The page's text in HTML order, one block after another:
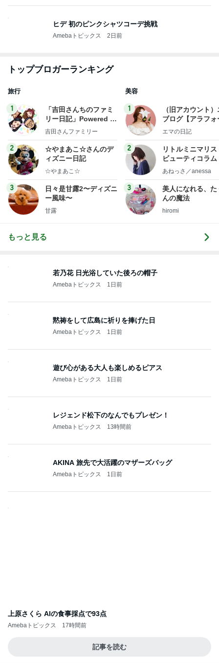
ヒデ 初のピンクシャツコーデ挑戦
Amebaトピックス 2日前
トップブロガーランキング
旅行
1
「吉田さんちのファミ
リー日記」Powered b
y Ameba 吉田さんファ
ログ
吉田さんファミリー
2
☆やまあこ☆さんのデ
ィズニー日記
☆やまあこ☆
3
日々是甘露2〜ディズニ
ー風味〜
甘露
美容
1
（旧アカウント
ブログ【アラフォ
社売却セカンドラ
エマの日記
2
リトルミニマリス
ビューティコラ
little
あねっさ／anessa
3
美人になれる、た
んの魔法
hiromi
もっと見る
若乃花 日光浴していた後ろの帽子
Amebaトピックス 1日前
黙祷をして広島に祈りを捧げた日
Amebaトピックス 1日前
遊び心がある大人も楽しめるピアス
Amebaトピックス 1日前
レジェンド松下のなんでもプレゼン！
Amebaトピックス 13時間前
AKINA 旅先で大活躍のマザーズバッグ
Amebaトピックス 1日前
上原さくら AIの食事採点で93点
Amebaトピックス 17時間前
記事を読む